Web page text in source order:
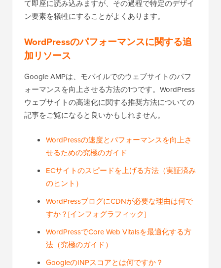
て即座に読み込みますが、その過程で特定のデザイ
ン要素を犠牲にすることがよくあります。
WordPressのパフォーマンスに関する追
加リソース
Google AMPは、モバイルでのウェブサイトのパフ
ォーマンスを向上させる方法の1つです。WordPress
ウェブサイトの高速化に関する推奨方法についての
記事をご覧になると良いかもしれません。
WordPressの速度とパフォーマンスを向上さ
せるための究極のガイド
ECサイトのスピードを上げる方法（実証済み
のヒント）
WordPressブログにCDNが必要な理由は何で
すか？[インフォグラフィック]
WordPressでCore Web Vitalsを最適化する方
法（究極のガイド）
GoogleのINPスコアとは何ですか？